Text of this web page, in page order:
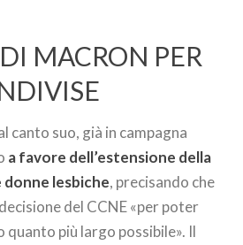
DI MACRON PER
canto suo, già in campagna
a favore dell’estensione della
donne lesbiche, precisando che
del CCNE «per poter
quanto più largo possibile». Il